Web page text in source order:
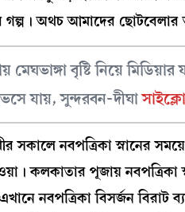
গল্প। অথচ আমাদের
বৃষ্টি নিয়ে
যায়, সুন্দরবন-দীঘা
সকালে নবপত্রিকা স্নানের
কলকাতার পূজায় নবপত্রিকা
নবপত্রিকা বিসর্জন বিরাট